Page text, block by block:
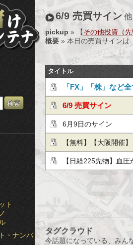
み
ん
な
の
お
金
儲
け
ア
ナ
［ブ
ト
・ナンバ
6/9 売買サイン
pickup » 【その他投資（
概要» 本日の売買サインは
タイトル
「FX」「株」など
ょう！
6/9 売買サイン
6月9日のサイン
【無料】【大阪開催
師：河合 克磨
【日経225先物】血圧
タグクラウド
今話題になっている、みん